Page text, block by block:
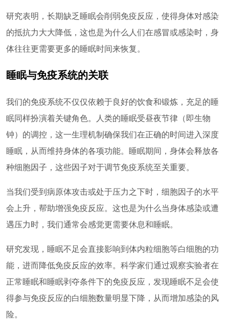
研究表明，长期缺乏睡眠会削弱免疫反应，使得身体对感染
的抵抗力大大降低，这也是为什么人们在感冒或感染时，身
体往往更需要更多的睡眠时间来恢复。
睡眠与免疫系统的关联
我们的免疫系统不仅仅依赖于良好的饮食和锻炼，充足的睡
眠同样扮演着关键角色。人类的睡眠受昼夜节律（即生物
钟）的调控，这一生理机制确保我们在正确的时间进入深度
睡眠，从而维持身体的各项功能。睡眠期间，身体会释放各
种细胞因子，这些因子对于调节免疫系统至关重要。
当我们受到病原体攻击或处于压力之下时，细胞因子的水平
会上升，帮助增强免疫反应。这也是为什么当身体感染或遭
遇压力时，我们通常会感觉更需要休息和睡眠。
研究发现，睡眠不足会直接影响到体内粒细胞等白细胞的功
能，进而降低免疫反应的效率。科学家们通过观察实验者在
正常睡眠和睡眠剥夺条件下的免疫反应，发现睡眠不足会使
得参与免疫反应的白细胞数量明显下降，从而增加感染的风
险。